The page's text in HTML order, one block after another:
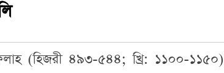
(হিজরী ৪৯৩-৫৪৪; খ্রি: ১১০০-১১৫০)